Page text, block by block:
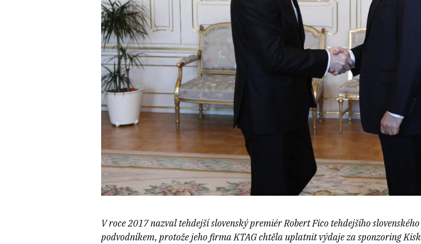
V roce 2017 nazval tehdejší slovenský premiér Robert Fico tehdejšího
podvodníkem, protože jeho firma KTAG chtěla uplatnit výdaje za sponzoring